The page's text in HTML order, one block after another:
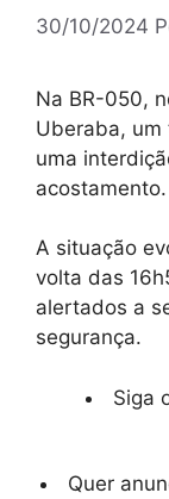
30/10/2024
Na BR-050,
Uberaba, um
uma
acostamento.
A situação
volta das
alertados a
segurança.
Siga
Quer